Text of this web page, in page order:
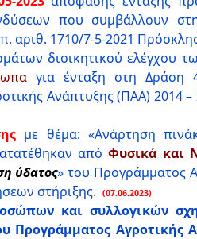
που συμβάλλουν
αριθ. 1710/7-5-2021
διοικητικού ελέγχου
για ένταξη στη Δράση
Ανάπτυξης (ΠΑΑ) 2014
με θέμα: «Ανάρτηση
απόΦυσικά και
ύδατος» του Προγράμματος
στήριξης. (07.06.2023)
και συλλογικών
Προγράμματος Αγροτικής